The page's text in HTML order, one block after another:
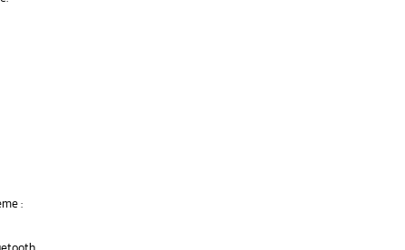
and Me
(2006) vers des versions Standard intégrant navigation
t-on le Blue and Me
les modèles, information essentielle pour le démontage